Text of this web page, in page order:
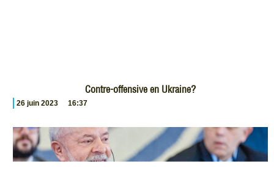
Contre-offensive en Ukraine?
26 juin 2023 16:37